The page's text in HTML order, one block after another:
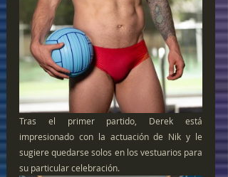
Tras el primer partido, Derek está
impresionado con la actuación de Nik y le
sugiere quedarse solos en los vestuarios para
su particular celebración.